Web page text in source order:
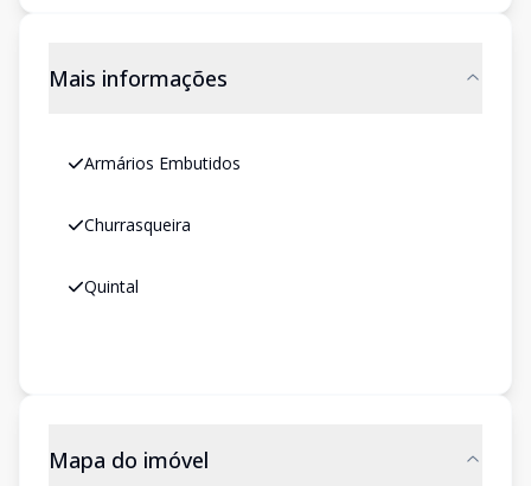
Mais informações
Armários Embutidos
Churrasqueira
Quintal
Mapa do imóvel